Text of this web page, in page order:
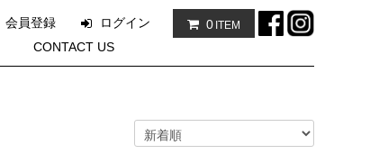
会員登録 ログイン 0 ITEM
CONTACT US